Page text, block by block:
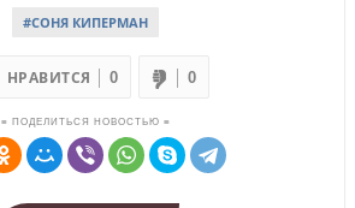
#СОНЯ КИПЕРМАН
НРАВИТСЯ 0 0
≡ ПОДЕЛИТЬСЯ НОВОСТЬЮ ≡